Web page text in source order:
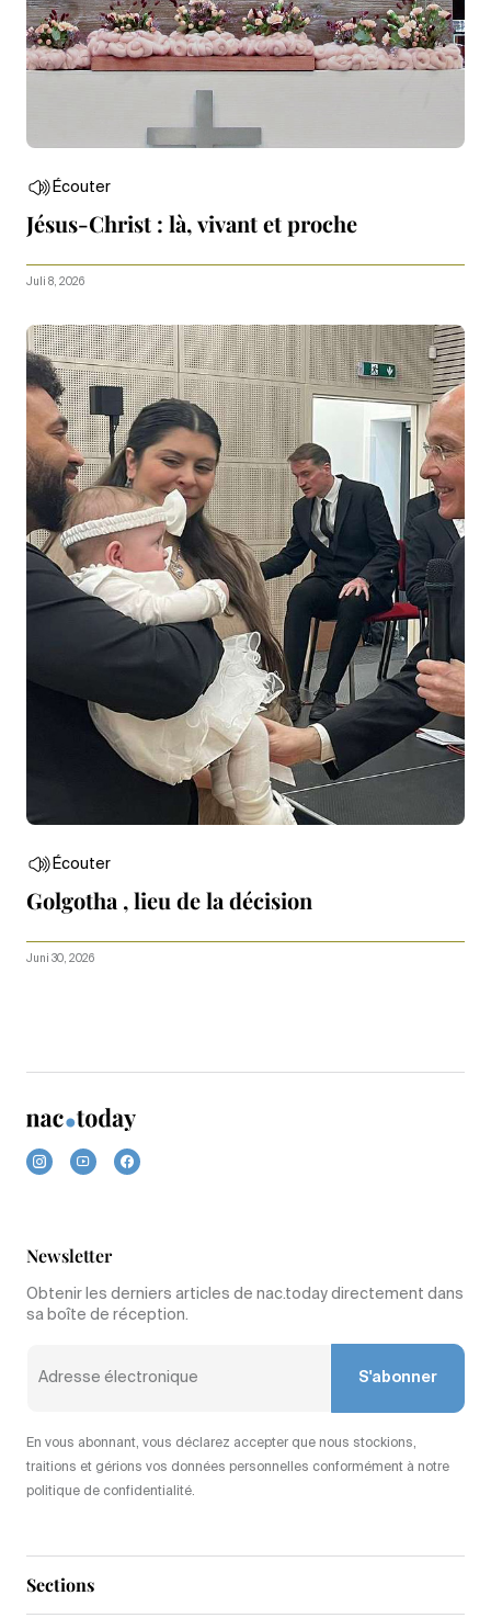
Écouter
Jésus-Christ : là, vivant et proche
Juli 8, 2026
Écouter
Golgotha , lieu de la décision
Juni 30, 2026
Sections
Newsletter
Obtenir les derniers articles de nac.today directement dans
sa boîte de réception.
S'abonner
En vous abonnant, vous déclarez accepter que nous stockions,
traitions et gérions vos données personnelles conformément à notre
politique de confidentialité.